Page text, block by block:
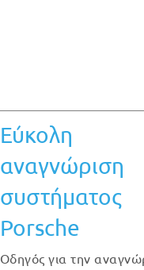
Εύκολη
αναγνώριση
συστήματος
Porsche
Οδηγός για την